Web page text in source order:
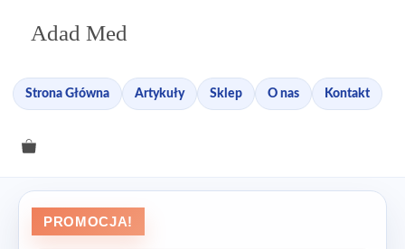
Adad Med
Strona Główna Artykuły Sklep O nas Kontakt
PROMOCJA!